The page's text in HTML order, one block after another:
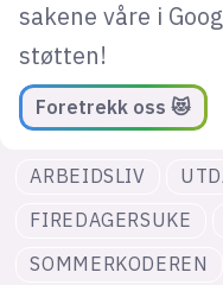
sakene våre i
støtten!
Foretrekk oss 😻
ARBEIDSLIV
FIREDAGERSUKE
SOMMERKODEREN